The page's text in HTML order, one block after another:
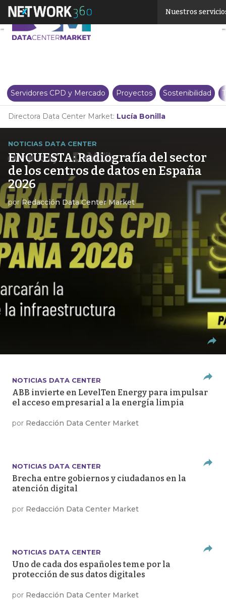
Nuestros
Servidores CPD y Mercado Proyectos Sostenibilidad
Directora Data Center Market: Lucía Bonilla
NOTICIAS DATA CENTER
ENCUESTA: Radiografía del sector
de los centros de datos en España
2026
porRedacción Data Center Market
NOTICIAS DATA CENTER
ABB invierte en LevelTen Energy para impulsar
el acceso empresarial a la energía limpia
por Redacción Data Center Market
NOTICIAS DATA CENTER
Brecha entre gobiernos y ciudadanos en la
atención digital
por Redacción Data Center Market
NOTICIAS DATA CENTER
Uno de cada dos españoles teme por la
protección de sus datos digitales
por Redacción Data Center Market